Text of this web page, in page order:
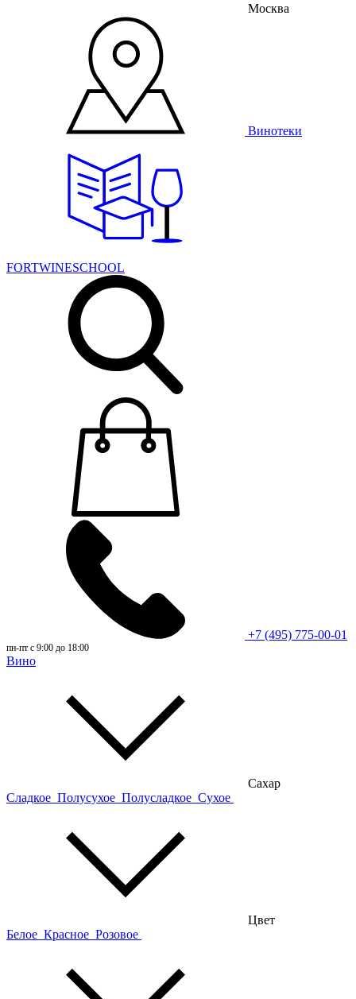
Москва
Винотеки
FORTWINESCHOOL
+7 (495) 775-00-01
пн-пт с 9:00 до 18:00
Вино
Сахар
Сладкое Полусухое Полусладкое Сухое
Цвет
Белое Красное Розовое